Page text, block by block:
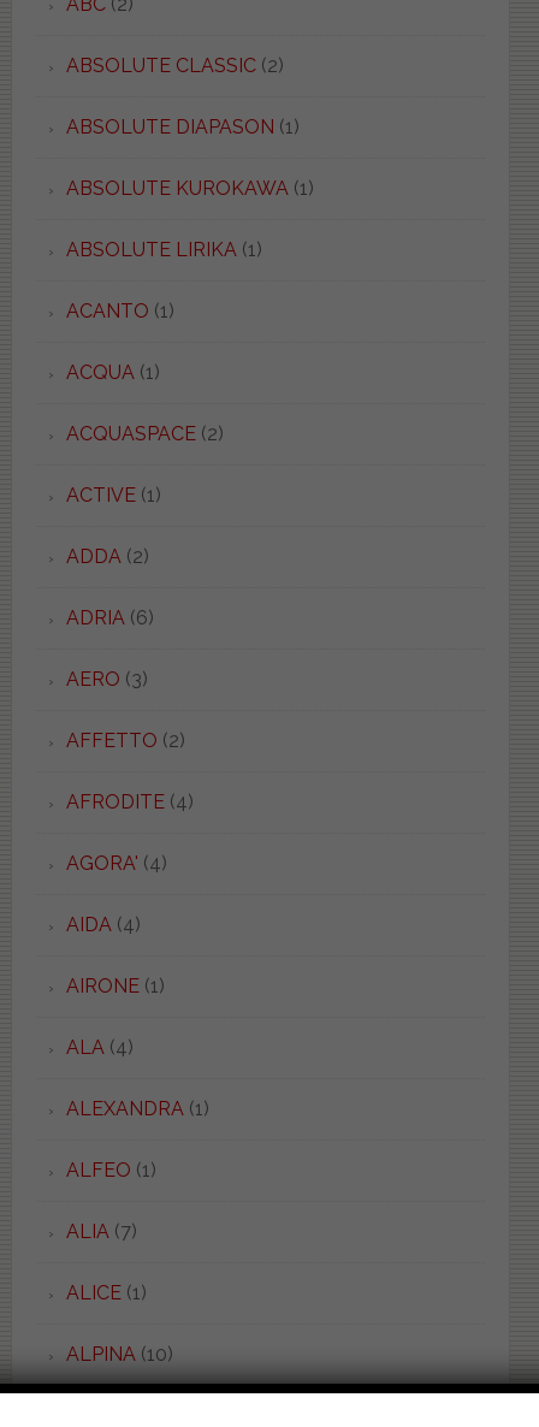
ABSOLUTE CLASSIC(2)
ABSOLUTE DIAPASON (1)
ABSOLUTE KUROKAWA(1)
ABSOLUTE LIRIKA(1)
ACANTO (1)
ACQUA(1)
ACQUASPACE(2)
ACTIVE(1)
ADDA(2)
ADRIA(6)
AERO (3)
AFFETTO (2)
AFRODITE(4)
AGORA' (4)
AIDA(4)
AIRONE(1)
ALA(4)
ALEXANDRA(1)
ALFEO (1)
ALIA(7)
ALICE(1)
ALPINA(10)